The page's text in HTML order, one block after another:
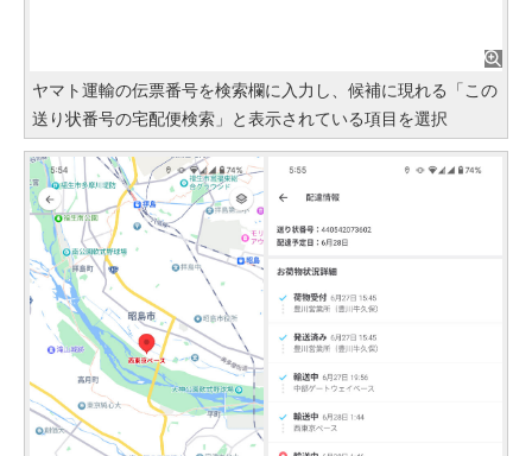
ヤマト運輸の伝票番号を検索欄に入力し、候補に現れる「この
送り状番号の宅配便検索」と表示されている項目を選択